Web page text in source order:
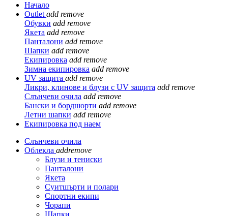
Начало
Outlet add remove
Обувки add remove
Якета add remove
Панталони add remove
Шапки add remove
Екипировка add remove
Зимна екипировка add remove
UV защита add remove
Ликри, клинове и блузи с UV защита add remove
Слънчеви очила add remove
Бански и бордшорти add remove
Летни шапки add remove
Екипировка под наем
Слънчеви очила
Облекла addremove
Блузи и тениски
Панталони
Якета
Суитшърти и полари
Спортни екипи
Чорапи
Шапки